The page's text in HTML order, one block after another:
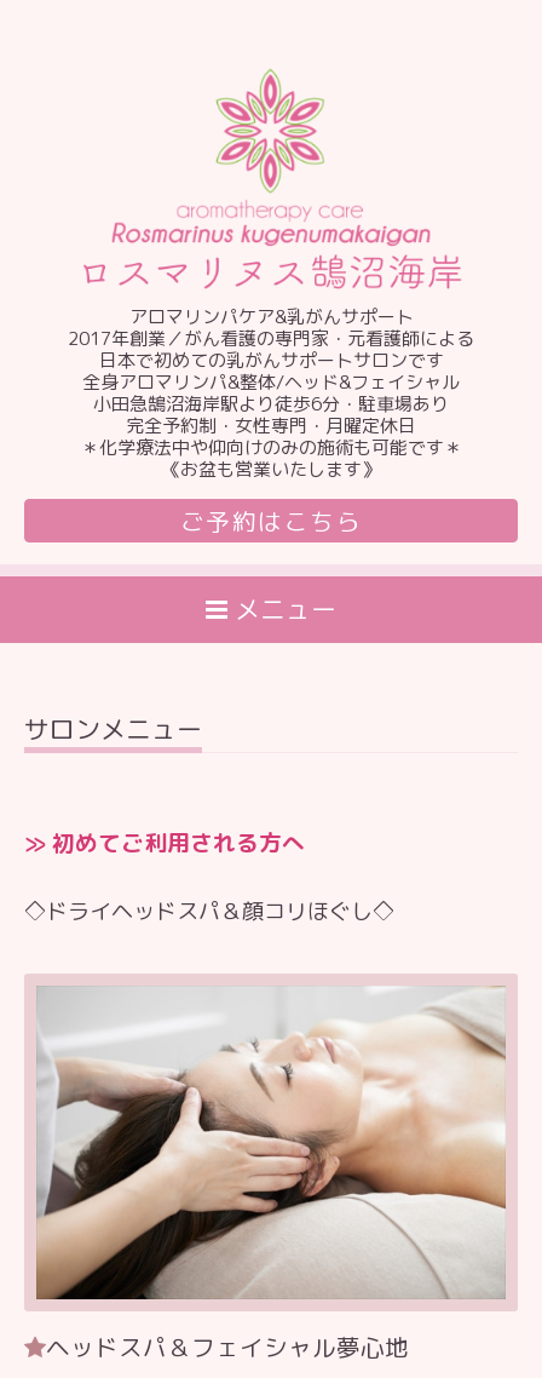
アロマリンパケア&乳がんサポート
2017年創業／がん看護の専門家・元看護師による
日本で初めての乳がんサポートサロンです
全身アロマリンパ&整体/ヘッド&フェイシャル
小田急鵠沼海岸駅より徒歩6分・駐車場あり
完全予約制・女性専門・月曜定休日
＊化学療法中や仰向けのみの施術も可能です＊
《お盆も営業いたします》
ご予約はこちら
メニュー
サロンメニュー
≫ 初めてご利用される方へ
◇ドライヘッドスパ＆顔コリほぐし◇
ヘッドスパ＆フェイシャル夢心地